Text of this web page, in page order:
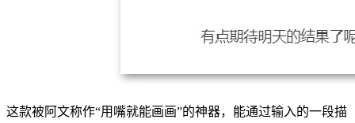
这款被阿文称作“用嘴就能画画”的神器，能通过输入的一段描